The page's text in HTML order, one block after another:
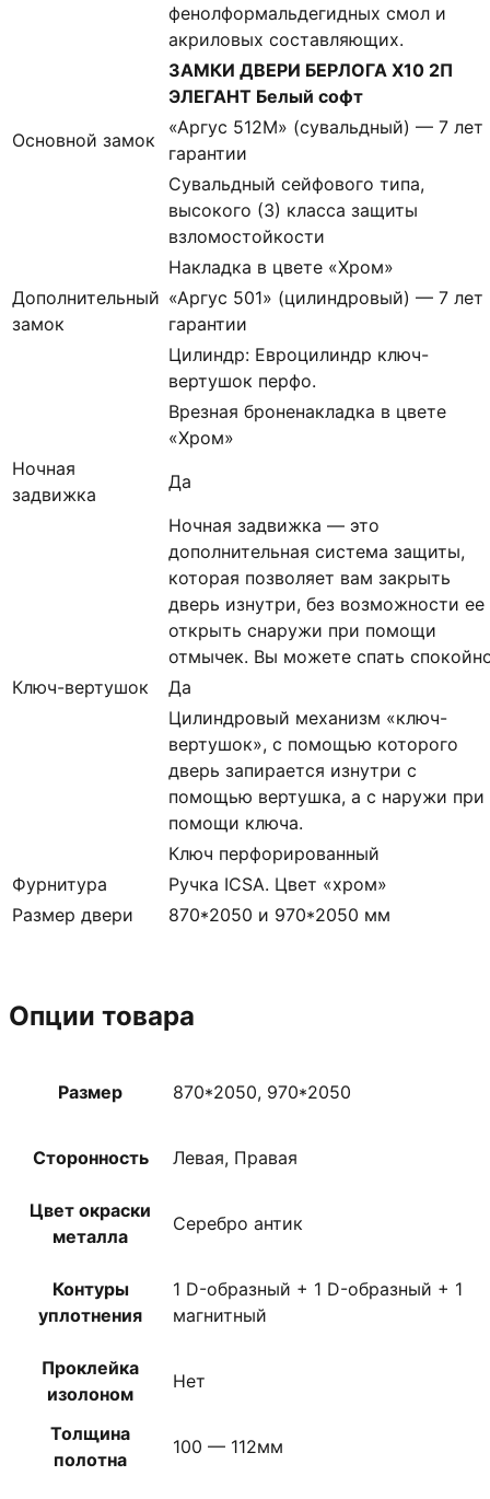
фенолформальдегидных смол и
акриловых составляющих.
ЗАМКИ ДВЕРИ БЕРЛОГА Х10 2П
ЭЛЕГАНТ Белый софт
Основной замок
«Аргус 512М» (сувальдный) — 7 лет
гарантии
Сувальдный сейфового типа,
высокого (3) класса защиты
взломостойкости
Накладка в цвете «Хром»
Дополнительный
замок
«Аргус 501» (цилиндровый) — 7 лет
гарантии
Цилиндр: Евроцилиндр ключ-
вертушок перфо.
Врезная броненакладка в цвете
«Хром»
Ночная
задвижка
Да
Ночная задвижка — это
дополнительная система защиты,
которая позволяет вам закрыть
дверь изнутри, без возможности ее
открыть снаружи при помощи
отмычек. Вы можете спать
Ключ-вертушок
Да
Цилиндровый механизм «ключ-
вертушок», с помощью которого
дверь запирается изнутри с
помощью вертушка, а с наружи при
помощи ключа.
Ключ перфорированный
Фурнитура
Ручка ICSA. Цвет «хром»
Размер двери
870*2050 и 970*2050 мм
Опции товара
Размер 870*2050, 970*2050
Сторонность Левая, Правая
Цвет окраски
металла
Серебро антик
Контуры
уплотнения
1 D-образный + 1 D-образный + 1
магнитный
Проклейка
изолоном
Нет
Толщина
полотна
100 — 112мм